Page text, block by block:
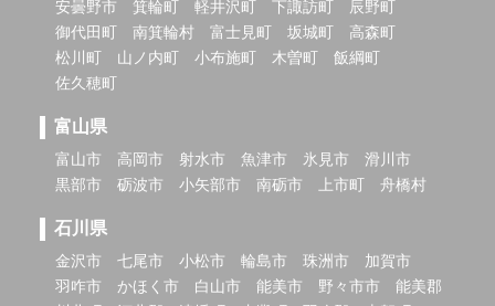
安曇野市
箕輪町 軽井沢町 下諏訪町
辰野町
御代田町
南箕輪村 富士見町 坂城町
高森町
松川町
山ノ内町 小布施町 木曽町
飯綱町
佐久穂町
富山県
富山市 高岡市 射水市 魚津市 氷見市
滑川市
黒部市
砺波市 小矢部市 南砺市 上市町 舟橋村
石川県
金沢市 七尾市 小松市 輪島市 珠洲市
加賀市
羽咋市
かほく市 白山市 能美市 野々市市
能美郡